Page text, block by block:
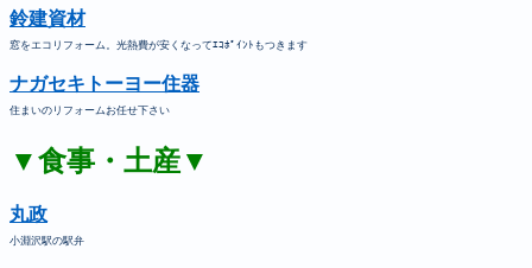
鈴建資材
窓をエコリフォーム。光熱費が安くなってｴｺﾎﾟｲﾝﾄもつきます
ナガセキトーヨー住器
住まいのリフォームお任せ下さい
▼食事・土産▼
丸政
小淵沢駅の駅弁